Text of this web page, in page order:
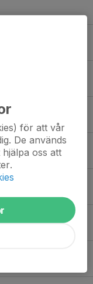
för att vår
De används
oss att